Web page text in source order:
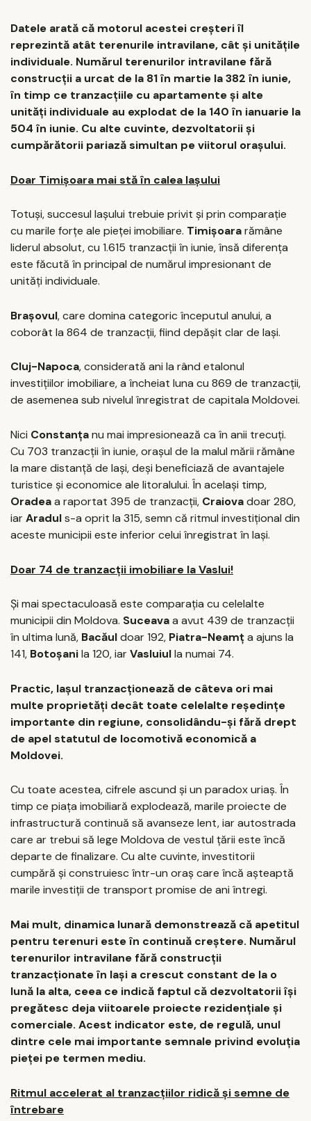
Datele arată că motorul acestei creșteri îl
reprezintă atât terenurile intravilane, cât și unitățile
individuale. Numărul terenurilor intravilane fără
construcții a urcat de la 81 în martie la 382 în iunie,
în timp ce tranzacțiile cu apartamente și alte
unități individuale au explodat de la 140 în ianuarie la
504 în iunie. Cu alte cuvinte, dezvoltatorii și
cumpărătorii pariază simultan pe viitorul orașului.
Doar Timișoara mai stă în calea Iașului
Totuși, succesul Iașului trebuie privit și prin comparație
cu marile forțe ale pieței imobiliare. Timișoararămâne
liderul absolut, cu 1.615 tranzacții în iunie, însă diferența
este făcută în principal de numărul impresionant de
unități individuale.
Brașovul, care domina categoric începutul anului, a
coborât la 864 de tranzacții, fiind depășit clar de Iași.
Cluj-Napoca, considerată ani la rând etalonul
investițiilor imobiliare, a încheiat luna cu 869 de tranzacții,
de asemenea sub nivelul înregistrat de capitala Moldovei.
Nici Constanțanu mai impresionează ca în anii trecuți.
Cu 703 tranzacții în iunie, orașul de la malul mării rămâne
la mare distanță de Iași, deși beneficiază de avantajele
turistice și economice ale litoralului. În același timp,
Oradeaa raportat 395 de tranzacții, Craiovadoar 280,
iarAraduls-a oprit la 315, semn că ritmul investițional din
aceste municipii este inferior celui înregistrat în Iași.
Doar 74 de tranzacții imobiliare la Vaslui!
Și mai spectaculoasă este comparația cu celelalte
municipii din Moldova. Suceavaa avut 439 de tranzacții
în ultima lună, Bacăuldoar 192, Piatra-Neamța ajuns la
141, Botoșanila 120, iarVasluiulla numai 74.
Practic, Iașul tranzacționează de câteva ori mai
multe proprietăți decât toate celelalte reședințe
importante din regiune, consolidându-și fără drept
de apel statutul de locomotivă economică a
Moldovei.
Cu toate acestea, cifrele ascund și un paradox uriaș. În
timp ce piața imobiliară explodează, marile proiecte de
infrastructură continuă să avanseze lent, iar autostrada
care ar trebui să lege Moldova de vestul țării este încă
departe de finalizare. Cu alte cuvinte, investitorii
cumpără și construiesc într-un oraș care încă așteaptă
marile investiții de transport promise de ani întregi.
Mai mult, dinamica lunară demonstrează că apetitul
pentru terenuri este în continuă creștere. Numărul
terenurilor intravilane fără construcții
tranzacționate în Iași a crescut constant de la o
lună la alta, ceea ce indică faptul că dezvoltatorii își
pregătesc deja viitoarele proiecte rezidențiale și
comerciale. Acest indicator este, de regulă, unul
dintre cele mai importante semnale privind evoluția
pieței pe termen mediu.
Ritmul accelerat al tranzacțiilor ridică și semne de
întrebare